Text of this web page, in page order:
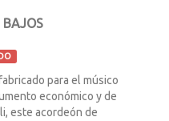
BAJOS
para el músico
económico y de
este acordeón de